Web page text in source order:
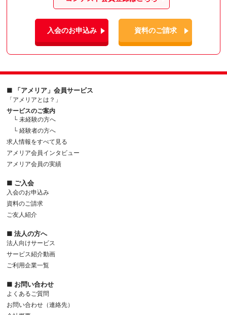
入会のお申込み 資料のご請求
■ 「アメリア」会員サービス
「アメリアとは？」
サービスのご案内
└ 未経験の方へ
└ 経験者の方へ
求人情報をすべて見る
アメリア会員インタビュー
アメリア会員の実績
■ ご入会
入会のお申込み
資料のご請求
ご友人紹介
■ 法人の方へ
法人向けサービス
サービス紹介動画
ご利用企業一覧
■ お問い合わせ
よくあるご質問
お問い合わせ（連絡先）